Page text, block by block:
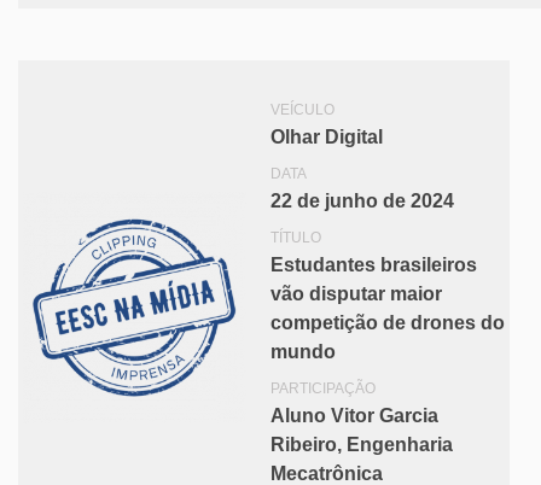
VEÍCULO
Olhar Digital
DATA
22 de junho de 2024
TÍTULO
Estudantes brasileiros
vão disputar maior
competição de drones do
mundo
PARTICIPAÇÃO
Aluno Vitor Garcia
Ribeiro, Engenharia
Mecatrônica